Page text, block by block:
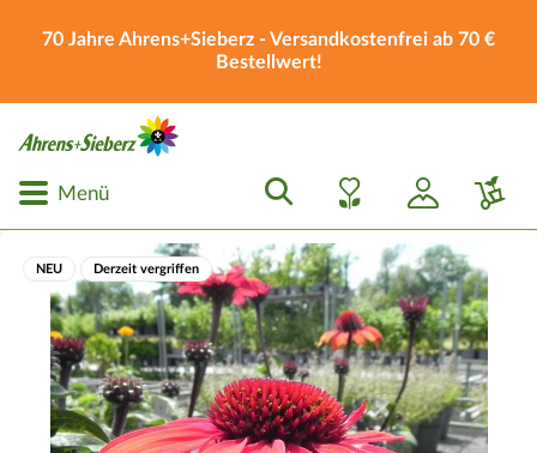
70 Jahre Ahrens+Sieberz - Versandkostenfrei ab 70 €
Bestellwert!
Menü
NEU Derzeit vergriffen